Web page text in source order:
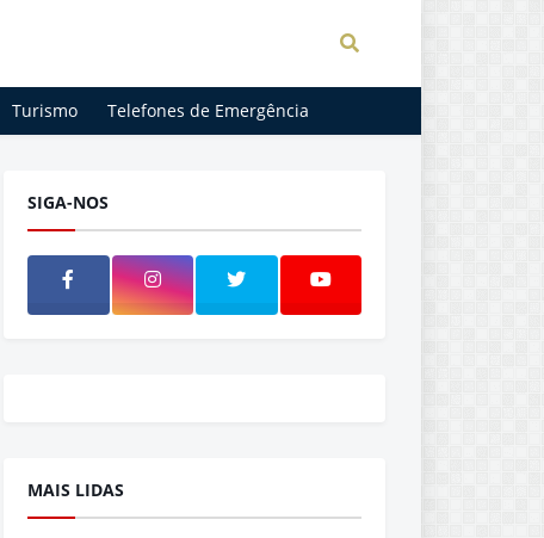
Turismo Telefones de Emergência
SIGA-NOS
MAIS LIDAS